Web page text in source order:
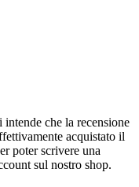
che la recensione
acquistato il
poter scrivere una
sul nostro shop.